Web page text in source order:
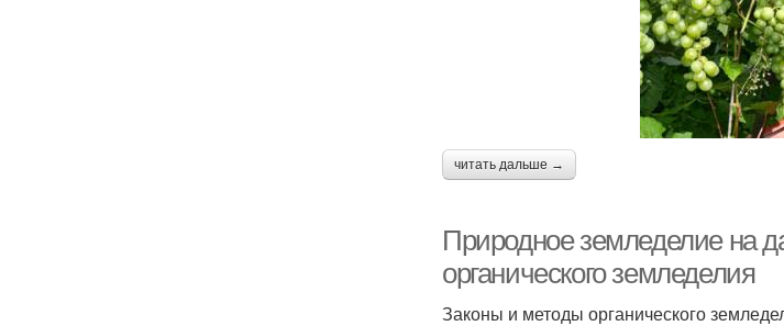
читать дальше →
Природное земледелие на
органического земледелия
Законы и методы органического